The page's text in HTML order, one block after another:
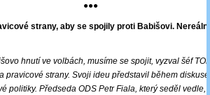
●●●
strany, aby se spojily proti Babišovi.
hnutí ve volbách, musíme se spojit, vyzval šéf
pravicové strany. Svoji ideu představil během
politiky. Předseda ODS Petr Fiala, který seděl vedle,